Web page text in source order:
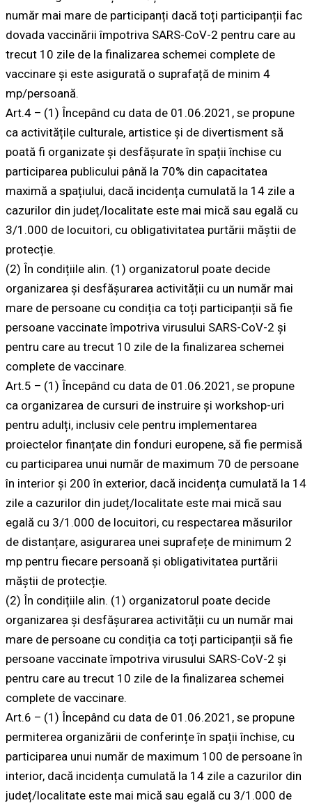
număr mai mare de participanți dacă toți participanții fac
dovada vaccinării împotriva SARS-CoV-2 pentru care au
trecut 10 zile de la finalizarea schemei complete de
vaccinare și este asigurată o suprafață de minim 4
mp/persoană.
Art.4 – (1) Începând cu data de 01.06.2021, se propune
ca activitățile culturale, artistice și de divertisment să
poată fi organizate și desfășurate în spații închise cu
participarea publicului până la 70% din capacitatea
maximă a spațiului, dacă incidența cumulată la 14 zile a
cazurilor din județ/localitate este mai mică sau egală cu
3/1.000 de locuitori, cu obligativitatea purtării măștii de
protecție.
(2) În condițiile alin. (1) organizatorul poate decide
organizarea și desfășurarea activității cu un număr mai
mare de persoane cu condiția ca toți participanții să fie
persoane vaccinate împotriva virusului SARS-CoV-2 și
pentru care au trecut 10 zile de la finalizarea schemei
complete de vaccinare.
Art.5 – (1) Începând cu data de 01.06.2021, se propune
ca organizarea de cursuri de instruire și workshop-uri
pentru adulți, inclusiv cele pentru implementarea
proiectelor finanțate din fonduri europene, să fie permisă
cu participarea unui număr de maximum 70 de persoane
în interior și 200 în exterior, dacă incidența cumulată la 14
zile a cazurilor din județ/localitate este mai mică sau
egală cu 3/1.000 de locuitori, cu respectarea măsurilor
de distanțare, asigurarea unei suprafețe de minimum 2
mp pentru fiecare persoană și obligativitatea purtării
măștii de protecție.
(2) În condițiile alin. (1) organizatorul poate decide
organizarea și desfășurarea activității cu un număr mai
mare de persoane cu condiția ca toți participanții să fie
persoane vaccinate împotriva virusului SARS-CoV-2 și
pentru care au trecut 10 zile de la finalizarea schemei
complete de vaccinare.
Art.6 – (1) Începând cu data de 01.06.2021, se propune
permiterea organizării de conferințe în spații închise, cu
participarea unui număr de maximum 100 de persoane în
interior, dacă incidența cumulată la 14 zile a cazurilor din
județ/localitate este mai mică sau egală cu 3/1.000 de